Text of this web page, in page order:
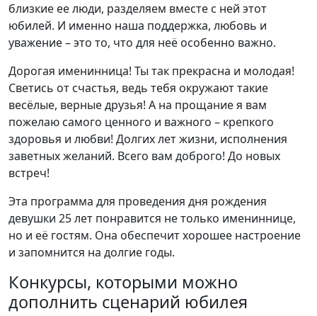
близкие ее люди, разделяем вместе с ней этот
юбилей. И именно наша поддержка, любовь и
уважение – это то, что для неё особенно важно.
Дорогая именинница! Ты так прекрасна и молодая!
Светись от счастья, ведь тебя окружают такие
весёлые, верные друзья! А на прощание я вам
пожелаю самого ценного и важного – крепкого
здоровья и любви! Долгих лет жизни, исполнения
заветных желаний. Всего вам доброго! До новых
встреч!
Эта программа для проведения дня рождения
девушки 25 лет понравится не только имениннице,
но и её гостям. Она обеспечит хорошее настроение
и запомнится на долгие годы.
Конкурсы, которыми можно
дополнить сценарий юбилея